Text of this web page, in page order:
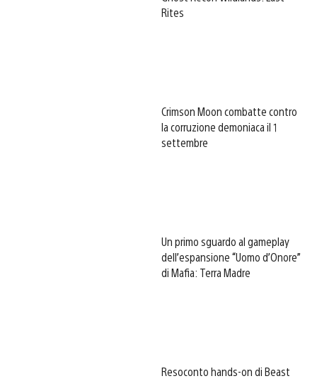
Rites
Crimson Moon combatte contro
la corruzione demoniaca il 1
settembre
Un primo sguardo al gameplay
dell’espansione “Uomo d’Onore”
di Mafia: Terra Madre
Resoconto hands-on di Beast